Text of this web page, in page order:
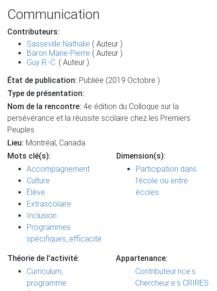
Communication
Contributeurs:
Sasseville Nathalie ( Auteur )
Baron Marie-Pierre ( Auteur )
Guy R.-C. ( Auteur )
État de publication: Publiée (2019 Octobre )
Type de présentation:
Nom de la rencontre: 4e édition du Colloque sur la
persévérance et la réussite scolaire chez les Premiers
Peuples
Lieu: Montréal, Canada
Mots clé(s):
Accompagnement
Culture
Élève
Extrascolaire
Inclusion
Programmes
spécifiques_efficacité
Dimension(s):
Participation dans
l’école ou entre
écoles
Théorie de l'activité:
Curriculum,
programme
Appartenance:
Contributeur·rice·s
Chercheur·e·s CRIRES